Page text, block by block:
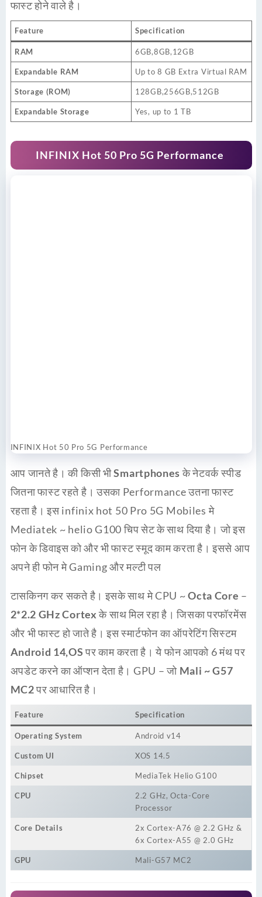
फास्ट होने वाले है।
Feature Specification
RAM 6GB,8GB,12GB
Expandable RAM Up to 8 GB Extra Virtual RAM
Storage (ROM) 128GB,256GB,512GB
Expandable Storage Yes, up to 1 TB
INFINIX Hot 50 Pro 5G Performance
INFINIX Hot 50 Pro 5G Performance
आप जानते है। की किसी भीSmartphonesके नेटवर्क स्पीड
जितना फास्ट रहते है। उसका Performance उतना फास्ट
रहता है। इस infinix hot 50 Pro 5G Mobiles मे
Mediatek ~ helio G100 चिप सेट के साथ दिया है। जो इस
फोन के डिवाइस को और भी फास्ट स्मूद काम करता है। इससे आप
अपने ही फोन मे Gaming और मल्टी पल
टासकिनग कर सकते है। इसके साथ मे CPU ~Octa Core –
2*2.2 GHz Cortexके साथ मिल रहा है। जिसका परफॉरमेंस
और भी फास्ट हो जाते है। इस स्मार्टफोन का ऑपरेटिंग सिस्टम
Android 14,OSपर काम करता है। ये फोन आपको 6 मंथ पर
अपडेट करने का ऑप्शन देता है। GPU – जो Mali ~ G57
MC2पर आधारित है।
Feature Specification
Operating System Android v14
Custom UI XOS 14.5
Chipset MediaTek Helio G100
CPU
2.2 GHz, Octa-Core
Processor
Core Details
2x Cortex-A76 @ 2.2 GHz &
6x Cortex-A55 @ 2.0 GHz
GPU Mali-G57 MC2